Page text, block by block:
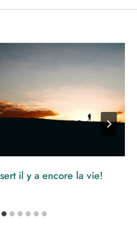
il y a encore la vie!